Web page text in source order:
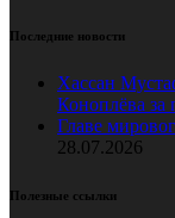
Последние новости
Хассан
Коноплёва за
Главе
28.07.2026
Полезные ссылки